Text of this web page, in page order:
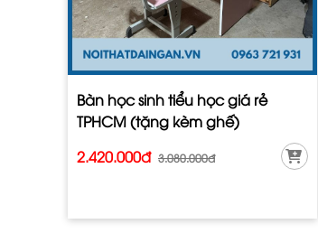
Bàn học sinh tiểu học giá rẻ
TPHCM (tặng kèm ghế)
2.420.000đ 3.080.000đ